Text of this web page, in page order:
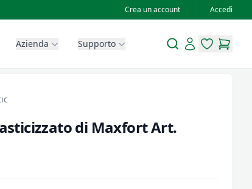
Crea un account Accedi
Azienda Supporto SearchAccount
items in
items
di Maxfort Art.